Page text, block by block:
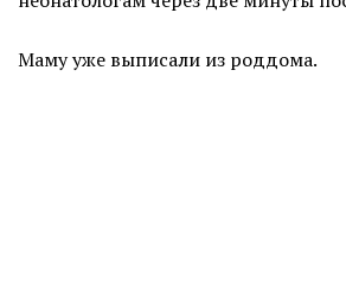
Маму уже выписали из роддома.